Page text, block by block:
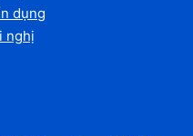
dụng
nghị